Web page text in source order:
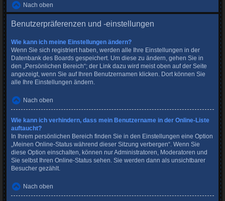
Nach oben
Benutzerpräferenzen und -einstellungen
Wie kann ich meine Einstellungen ändern?
Wenn Sie sich registriert haben, werden alle Ihre Einstellungen in der
Datenbank des Boards gespeichert. Um diese zu ändern, gehen Sie in
den „Persönlichen Bereich“; der Link dazu wird meist oben auf der Seite
angezeigt, wenn Sie auf Ihren Benutzernamen klicken. Dort können Sie
alle Ihre Einstellungen ändern.
Nach oben
Wie kann ich verhindern, dass mein Benutzername in der Online-Liste
auftaucht?
In Ihrem persönlichen Bereich finden Sie in den Einstellungen eine Option
„Meinen Online-Status während dieser Sitzung verbergen“. Wenn Sie
diese Option einschalten, können nur Administratoren, Moderatoren und
Sie selbst Ihren Online-Status sehen. Sie werden dann als unsichtbarer
Besucher gezählt.
Nach oben